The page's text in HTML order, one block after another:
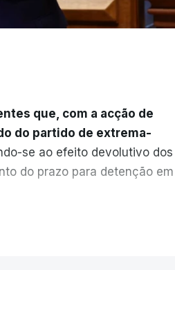
que, com a acção de
do partido de extrema-
se ao efeito devolutivo dos
do prazo para detenção em
de 60 dias, os imigrantes